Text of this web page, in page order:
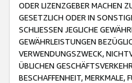
ODER LIZENZGEBER MACHEN
GESETZLICH ODER IN
SCHLIESSEN JEGLICHE
GEWÄHRLEISTUNGEN
VERWENDUNGSZWECK,
ÜBLICHEN
BESCHAFFENHEIT,